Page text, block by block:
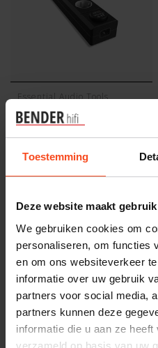
Toestemming
Deze website maakt
We gebruiken cookies om
personaliseren, om functies
en om ons websiteverkeer
informatie over uw gebruik
partners voor social media,
partners kunnen deze
informatie die u aan ze
verzameld op basis van uw
Essential Audio Tools
Essential Audio
Tools Mains
Multiplier 5
€599,00 €449,00